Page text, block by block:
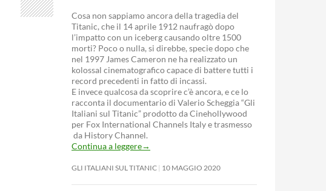
Cosa non sappiamo ancora della tragedia del
Titanic, che il 14 aprile 1912 naufragò dopo
l’impatto con un iceberg causando oltre 1500
morti? Poco o nulla, si direbbe, specie dopo che
nel 1997 James Cameron ne ha realizzato un
kolossal cinematografico capace di battere tutti i
record precedenti in fatto di incassi.
E invece qualcosa da scoprire c’è ancora, e ce lo
racconta il documentario di Valerio Scheggia “Gli
Italiani sul Titanic” prodotto da Cinehollywood
per Fox International Channels Italy e trasmesso
da History Channel.
Continua a leggere→
GLI ITALIANI SUL TITANIC 10 MAGGIO 2020